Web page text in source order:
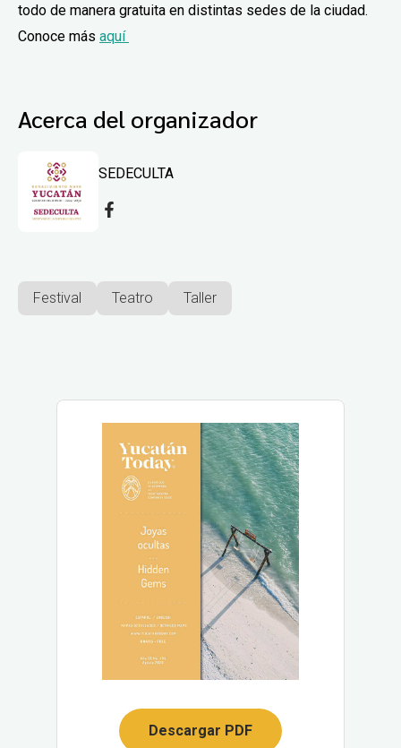
todo de manera gratuita en distintas sedes de la ciudad.
Conoce más aquí
Acerca del organizador
SEDECULTA
Festival Teatro Taller
Descargar PDF